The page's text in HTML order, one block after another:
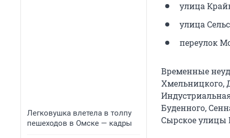
Легковушка влетела в толпу
пешеходов в Омске — кадры
улица
улица
переулок
Временные
Хмельницкого,
Буденного,
Сырское улицы